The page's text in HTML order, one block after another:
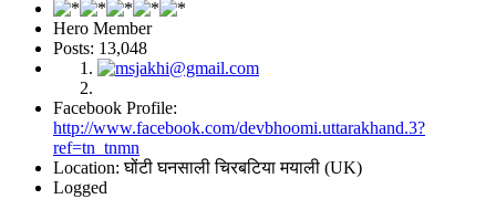
Hero Member
Posts: 13,048
Facebook Profile:
http://www.facebook.com/devbhoomi.uttarakhand.3?
ref=tn_tnmn
Location: घोंटी घनसाली चिरबटिया मयाली (UK)
Logged